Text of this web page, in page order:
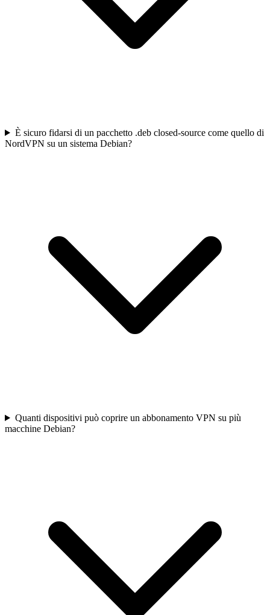
È sicuro fidarsi di un pacchetto .deb closed-source come quello di
NordVPN su un sistema Debian?
Quanti dispositivi può coprire un abbonamento VPN su più
macchine Debian?